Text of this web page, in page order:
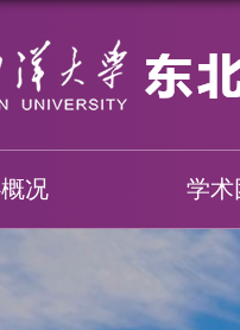
况 学术